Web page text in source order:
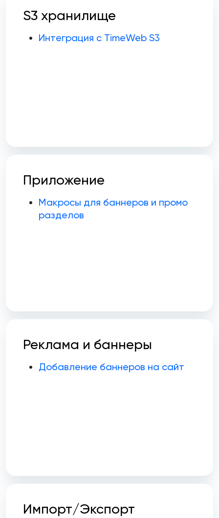
S3 хранилище
Интеграция с TimeWeb S3
Приложение
Макросы для баннеров и промо
разделов
Реклама и баннеры
Добавление баннеров на сайт
Импорт/Экспорт